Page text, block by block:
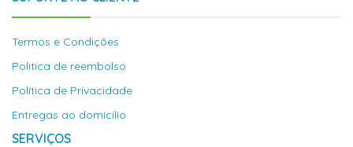
Termos e Condições
Politica de reembolso
Política de Privacidade
Entregas ao domícilio
SERVIÇOS